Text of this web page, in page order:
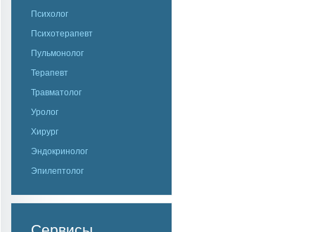
Психолог
Психотерапевт
Пульмонолог
Терапевт
Травматолог
Уролог
Хирург
Эндокринолог
Эпилептолог